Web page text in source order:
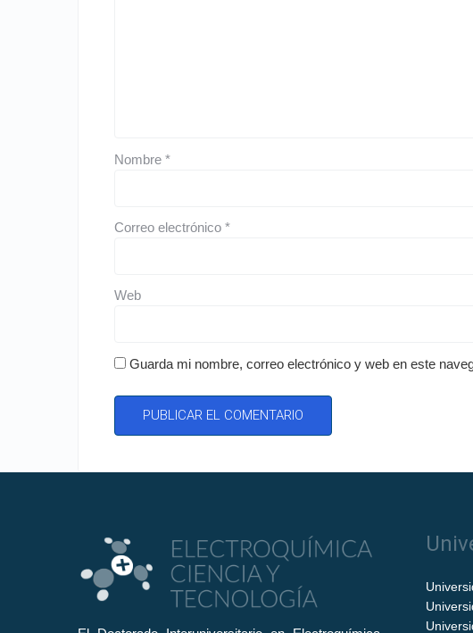
Nombre *
Correo electrónico *
Web
Guarda mi nombre, correo electrónico y web en este